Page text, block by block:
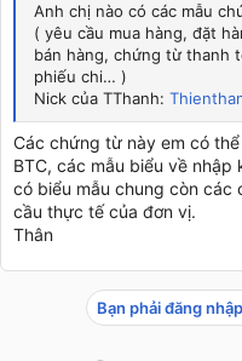
Anh chị nào có các mẫu
( yêu cầu mua hàng, đặt
bán hàng, chứng từ thanh
phiếu chi… )
Nick của TThanh:
Các chứng từ này em có
BTC, các mẫu biểu về
có biểu mẫu chung còn các
cầu thực tế của đơn vị.
Thân
Bạn phải đăng